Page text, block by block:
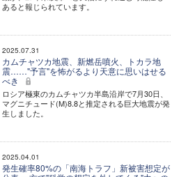
あると報じられています。
2025.07.31
カムチャツカ地震、新燃岳噴火、トカラ地
震……"予言"を怖がるより天意に思いはせる
べき
ロシア極東のカムチャツカ半島沿岸で7月30日、
マグニチュード(M)8.8と推定される巨大地震が発
生しました。
2025.04.01
発生確率80%の「南海トラフ」新被害想定が